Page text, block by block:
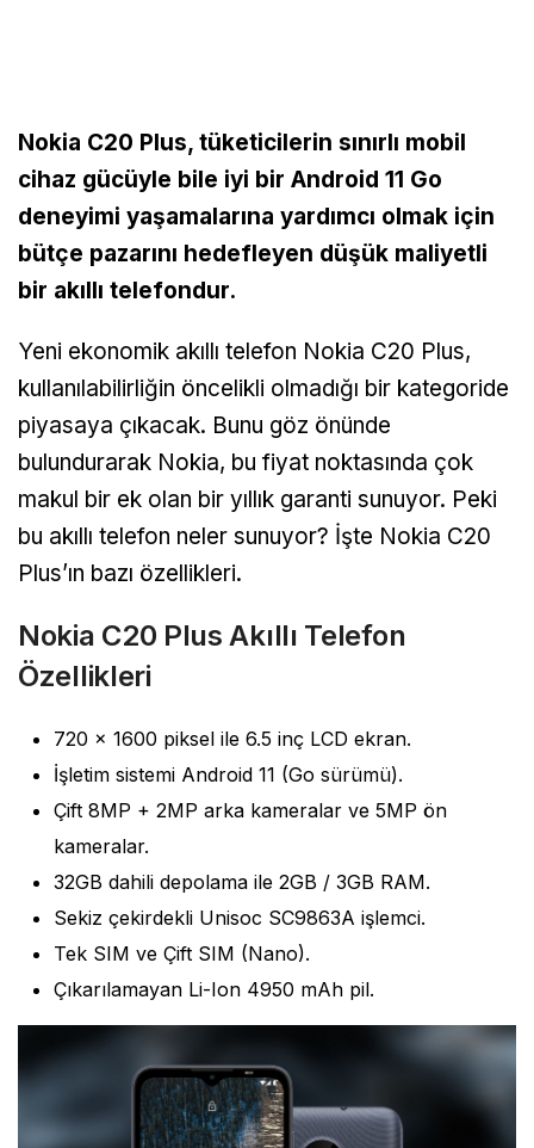
Nokia C20 Plus, tüketicilerin sınırlı mobil
cihaz gücüyle bile iyi bir Android 11 Go
deneyimi yaşamalarına yardımcı olmak için
bütçe pazarını hedefleyen düşük maliyetli
bir akıllı telefondur.
Yeni ekonomik akıllı telefon Nokia C20 Plus,
kullanılabilirliğin öncelikli olmadığı bir kategoride
piyasaya çıkacak. Bunu göz önünde
bulundurarak Nokia, bu fiyat noktasında çok
makul bir ek olan bir yıllık garanti sunuyor. Peki
bu akıllı telefon neler sunuyor? İşte Nokia C20
Plus’ın bazı özellikleri.
Nokia C20 Plus Akıllı Telefon
Özellikleri
720 x 1600 piksel ile 6.5 inç LCD ekran.
İşletim sistemi Android 11 (Go sürümü).
Çift 8MP + 2MP arka kameralar ve 5MP ön
kameralar.
32GB dahili depolama ile 2GB / 3GB RAM.
Sekiz çekirdekli Unisoc SC9863A işlemci.
Tek SIM ve Çift SIM (Nano).
Çıkarılamayan Li-Ion 4950 mAh pil.